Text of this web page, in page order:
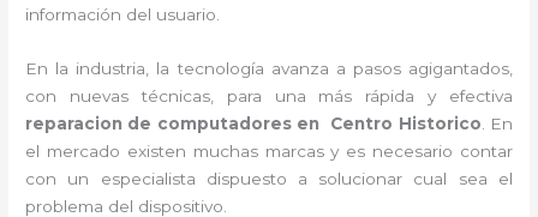
información del usuario.
En la industria, la tecnología avanza a pasos agigantados,
con nuevas técnicas, para una más rápida y efectiva
reparacion de computadores en
Centro Historico . En
el mercado existen muchas marcas y es necesario contar
con un especialista dispuesto a solucionar cual sea el
problema del dispositivo.